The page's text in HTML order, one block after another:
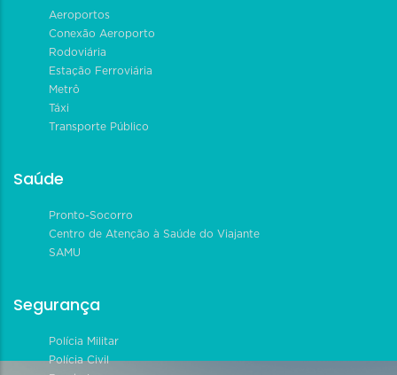
Aeroportos
Conexão Aeroporto
Rodoviária
Estação Ferroviária
Metrô
Táxi
Transporte Público
Saúde
Pronto-Socorro
Centro de Atenção à Saúde do Viajante
SAMU
Segurança
Polícia Militar
Polícia Civil